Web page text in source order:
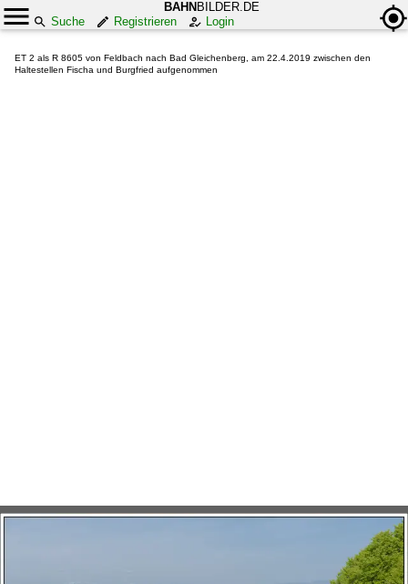
BAHN BILDER.DE
Suche
Registrieren Login
ET 2 als R 8605 von Feldbach nach Bad Gleichenberg, am 22.4.2019 zwischen den
Haltestellen Fischa und Burgfried aufgenommen